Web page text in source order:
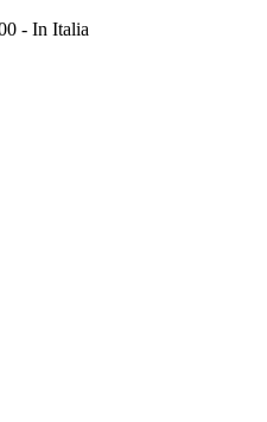
- In Italia